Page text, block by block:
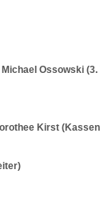
Michael Ossowski (3.